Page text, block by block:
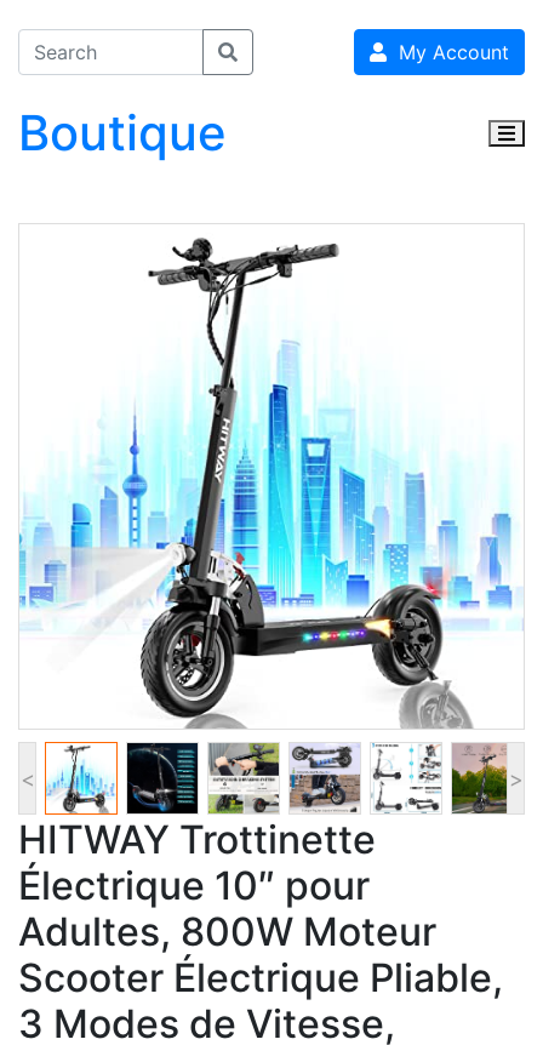
My Account
Boutique
< >
HITWAY Trottinette
Électrique 10″ pour
Adultes, 800W Moteur
Scooter Électrique Pliable,
3 Modes de Vitesse,